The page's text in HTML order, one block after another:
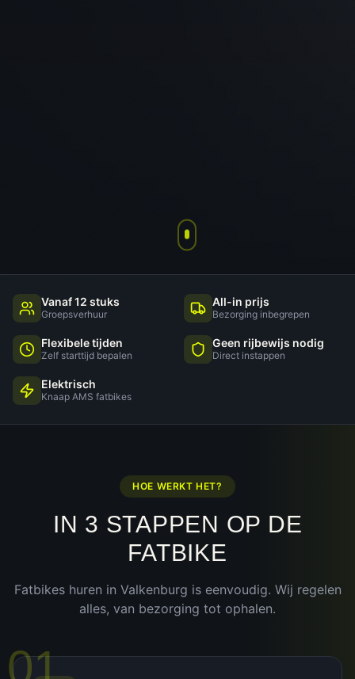
Vanaf 12 stuks
Groepsverhuur
All-in prijs
Bezorging inbegrepen
Flexibele tijden
Zelf starttijd bepalen
Geen rijbewijs nodig
Direct instappen
Elektrisch
Knaap AMS fatbikes
HOE WERKT HET?
IN 3 STAPPEN OP DE
FATBIKE
Fatbikes huren in Valkenburg is eenvoudig. Wij regelen
alles, van bezorging tot ophalen.
01